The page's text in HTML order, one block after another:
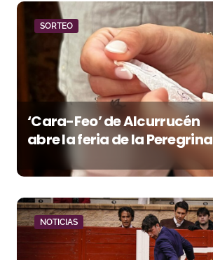
SORTEO
‘Cara-Feo’ de Alcurrucén
abre la feria de la Peregrina
NOTICIAS